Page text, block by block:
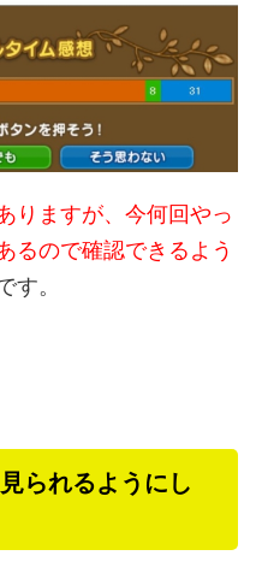
りますが、今何回やっ
るので確認できるよう
す。
られるようにし